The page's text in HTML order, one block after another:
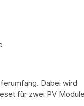
Dabei wird
für zwei PV